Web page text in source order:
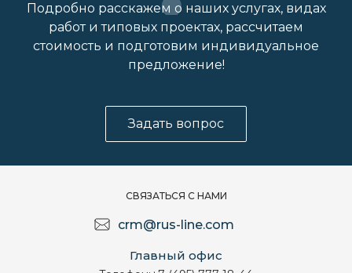
Подробно расскажем о наших услугах, видах
работ и типовых проектах, рассчитаем
стоимость и подготовим индивидуальное
предложение!
Задать вопрос
СВЯЗАТЬСЯ С НАМИ
crm@rus-line.com
Главный офис